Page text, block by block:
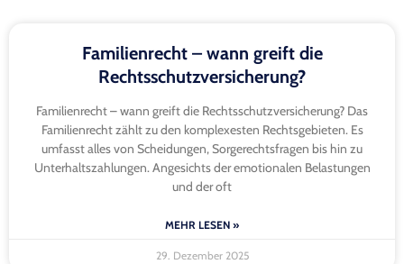
Familienrecht – wann greift die
Rechtsschutzversicherung?
Familienrecht – wann greift die Rechtsschutzversicherung? Das
Familienrecht zählt zu den komplexesten Rechtsgebieten. Es
umfasst alles von Scheidungen, Sorgerechtsfragen bis hin zu
Unterhaltszahlungen. Angesichts der emotionalen Belastungen
und der oft
MEHR LESEN »
29. Dezember 2025